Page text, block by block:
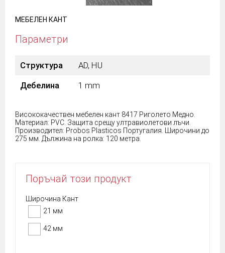
МЕБЕЛЕН КАНТ
Параметри
Структура
AD, HU
Дебелина
1 mm
Висококачествен мебелен кант 8417 Риголето Медно.
Материал: PVC. Защита срещу ултравиолетови лъчи.
Производител: Probos Plasticos Португалия. Широчини до
275 мм. Дължина на ролка: 120 метра.
Поръчай този продукт
Широчина Кант
21 мм
42 мм